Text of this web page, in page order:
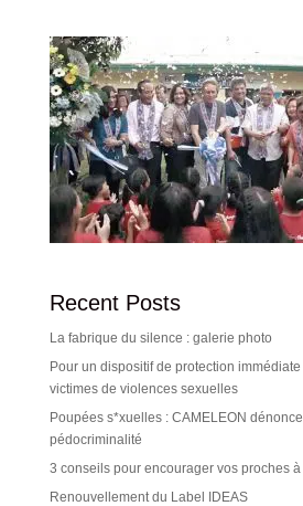
Recent Posts
La fabrique du silence : galerie photo
Pour un dispositif de protection
victimes de violences sexuelles
Poupées s*xuelles : CAMELEON
pédocriminalité
3 conseils pour encourager vos proches
Renouvellement du Label IDEAS